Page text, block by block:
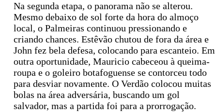
Na segunda etapa, o panorama não se alterou.
Mesmo debaixo de sol forte da hora do almoço
local, o Palmeiras continuou pressionando e
criando chances. Estêvão chutou de fora da área e
John fez bela defesa, colocando para escanteio. Em
outra oportunidade, Mauricio cabeceou à queima-
roupa e o goleiro botafoguense se contorceu todo
para desviar novamente. O Verdão colocou muitas
bolas na área adversária, buscando um gol
salvador, mas a partida foi para a prorrogação.